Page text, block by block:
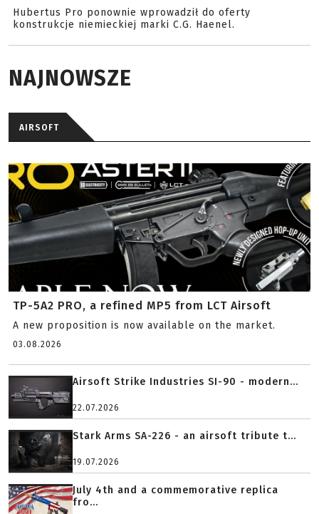
Hubertus Pro ponownie wprowadził do oferty
konstrukcje niemieckiej marki C.G. Haenel.
NAJNOWSZE
AIRSOFT
TP-5A2 PRO, a refined MP5 from LCT Airsoft
A new proposition is now available on the market.
03.08.2026
Airsoft Strike Industries SI-90 - modern...
22.07.2026
Stark Arms SA-226 - an airsoft tribute t...
19.07.2026
July 4th and a commemorative replica
fro...